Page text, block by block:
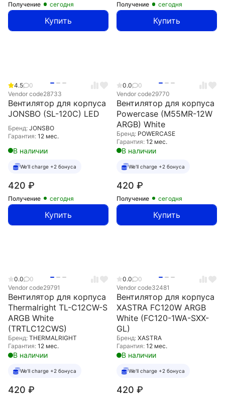
Получение сегодня
Купить
Получение сегодня
Купить
4.5
0
Vendor code28733
Вентилятор для корпуса
JONSBO (SL-120C) LED
Бренд: JONSBO
Гарантия: 12 мес.
В наличии
We'll charge +2 бонуса
420 ₽
Получение сегодня
Купить
0.0
0
Vendor code29770
Вентилятор для корпуса
Powercase (M55MR-12W
ARGB) White
Бренд: POWERCASE
Гарантия: 12 мес.
В наличии
We'll charge +2 бонуса
420 ₽
Получение сегодня
Купить
0.0
0
Vendor code29791
Вентилятор для корпуса
Thermalright TL-C12CW-S
ARGB White
(TRTLC12CWS)
Бренд: THERMALRIGHT
Гарантия: 12 мес.
В наличии
We'll charge +2 бонуса
420 ₽
0.0
0
Vendor code32481
Вентилятор для корпуса
XASTRA FC120W ARGB
White (FC120-1WA-SXX-
GL)
Бренд: XASTRA
Гарантия: 12 мес.
В наличии
We'll charge +2 бонуса
420 ₽